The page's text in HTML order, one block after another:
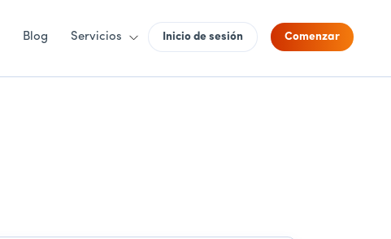
Blog Servicios Inicio de sesión Comenzar